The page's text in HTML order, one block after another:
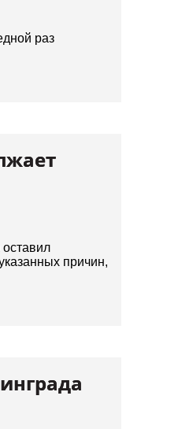
раз
оставил
причин,